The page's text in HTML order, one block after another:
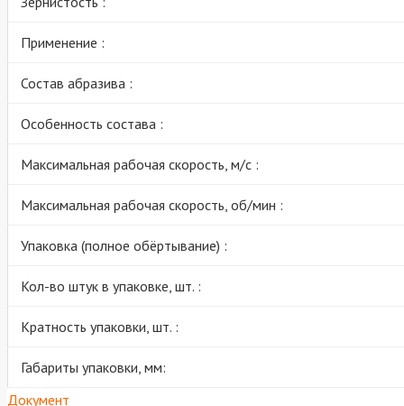
Применение :
Состав абразива :
Особенность состава :
Максимальная рабочая скорость, м/с :
Максимальная рабочая скорость, об/мин :
Упаковка (полное обёртывание) :
Кол-во штук в упаковке, шт. :
Кратность упаковки, шт. :
Габариты упаковки, мм:
Документ